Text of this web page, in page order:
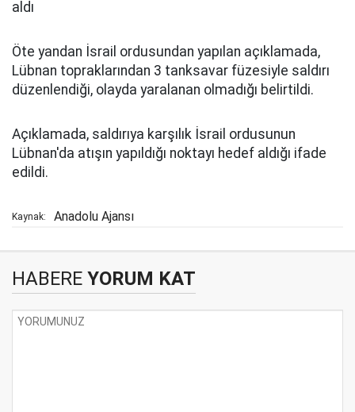
aldı
Öte yandan İsrail ordusundan yapılan açıklamada,
Lübnan topraklarından 3 tanksavar füzesiyle saldırı
düzenlendiği, olayda yaralanan olmadığı belirtildi.
Açıklamada, saldırıya karşılık İsrail ordusunun
Lübnan'da atışın yapıldığı noktayı hedef aldığı ifade
edildi.
Kaynak: Anadolu Ajansı
HABERE YORUM KAT